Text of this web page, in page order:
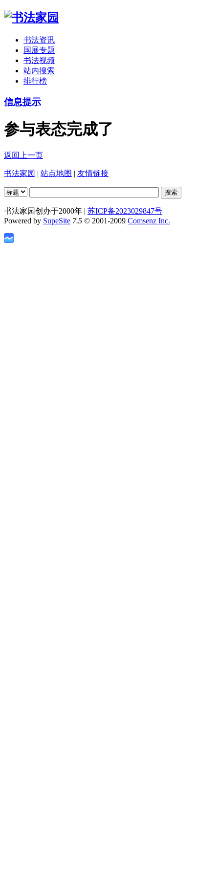
书法资讯
国展专题
书法视频
站内搜索
排行榜
信息提示
参与表态完成了
返回上一页
书法家园 | 站点地图 | 友情链接
书法家园创办于2000年 | 苏ICP备2023029847号
Powered by SupeSite 7.5 © 2001-2009 Comsenz Inc.